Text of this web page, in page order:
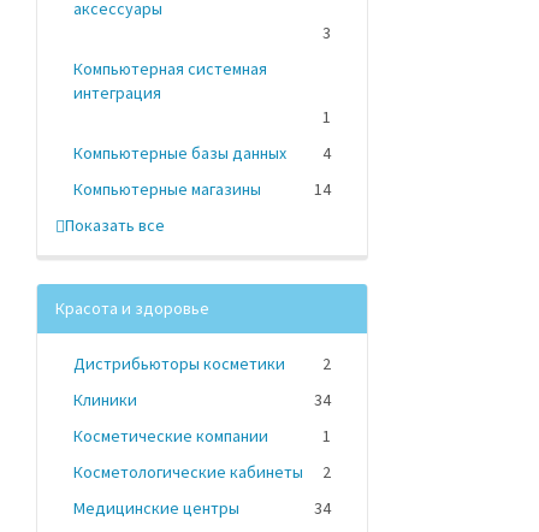
аксессуары
3
Компьютерная системная
интеграция
1
Компьютерные базы данных
4
Компьютерные магазины
14
Показать все
Красота и здоровье
Дистрибьюторы косметики
2
Клиники
34
Косметические компании
1
Косметологические кабинеты
2
Медицинские центры
34